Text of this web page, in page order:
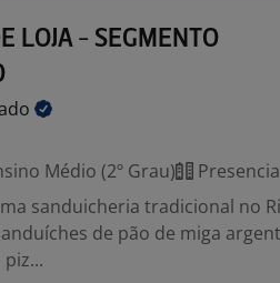
LOJA - SEGMENTO
Médio (2º Grau)
sanduicheria tradicional no
de pão de miga